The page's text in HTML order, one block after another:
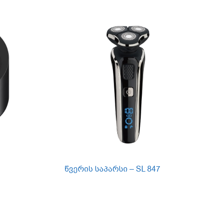
წვერის საპარსი – SL 847